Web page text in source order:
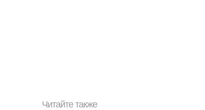
Читайте также